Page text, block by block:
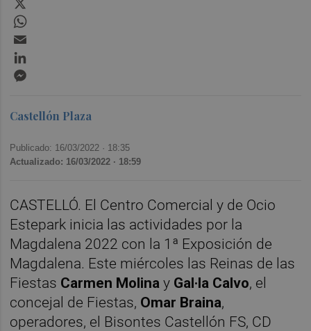
Castellón Plaza
Publicado: 16/03/2022 · 18:35
Actualizado: 16/03/2022 · 18:59
CASTELLÓ. El Centro Comercial y de Ocio
Estepark inicia las actividades por la
Magdalena 2022 con la 1ª Exposición de
Magdalena. Este miércoles las Reinas de las
Fiestas Carmen Molina y Gal·la Calvo, el
concejal de Fiestas, Omar Braina,
operadores, el Bisontes Castellón FS, CD